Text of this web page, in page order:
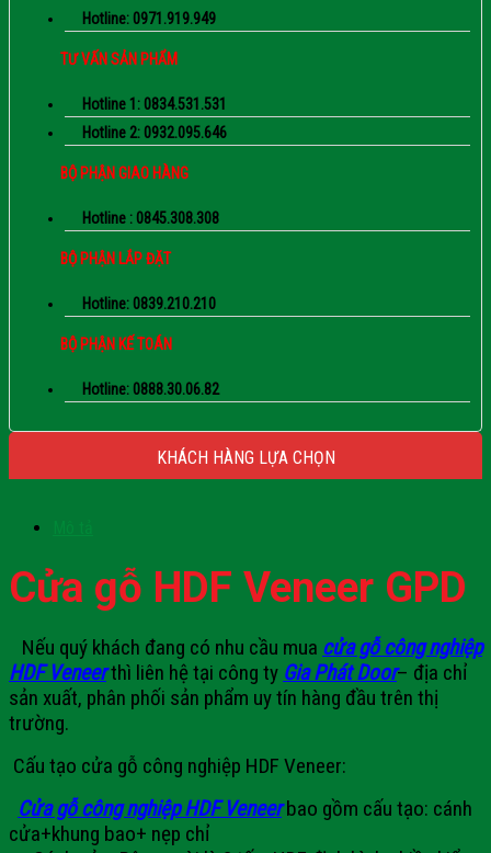
Hotline: 0971.919.949
TƯ VẤN SẢN PHẨM
Hotline 1: 0834.531.531
Hotline 2: 0932.095.646
BỘ PHẬN GIAO HÀNG
Hotline : 0845.308.308
BỘ PHẬN LẮP ĐẶT
Hotline: 0839.210.210
BỘ PHẬN KẾ TOÁN
Hotline: 0888.30.06.82
KHÁCH HÀNG LỰA CHỌN
Cửa gỗ HDF Veneer GPD
Nếu quý khách đang có nhu cầu mua cửa gỗ công nghiệp
HDF Veneerthì liên hệ tại công ty Gia Phát Door– địa chỉ
sản xuất, phân phối sản phẩm uy tín hàng đầu trên thị
trường.
Cấu tạo cửa gỗ công nghiệp HDF Veneer:
Cửa gỗ công nghiệp HDF Veneerbao gồm cấu tạo: cánh
cửa+khung bao+ nẹp chỉ